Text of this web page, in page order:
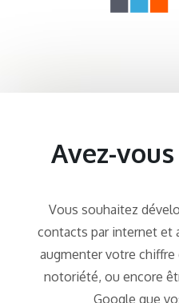
Avez-
Vous souhaitez
contacts par internet et
augmenter votre chiffre
notoriété, ou encore
Google que